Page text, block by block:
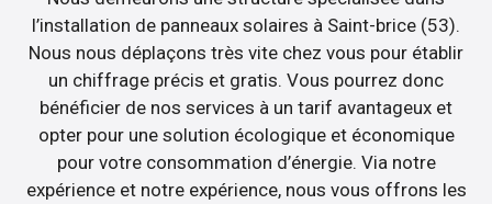
l’installation de panneaux solaires à Saint-brice (53).
Nous nous déplaçons très vite chez vous pour établir
un chiffrage précis et gratis. Vous pourrez donc
bénéficier de nos services à un tarif avantageux et
opter pour une solution écologique et économique
pour votre consommation d’énergie. Via notre
expérience et notre expérience, nous vous offrons les